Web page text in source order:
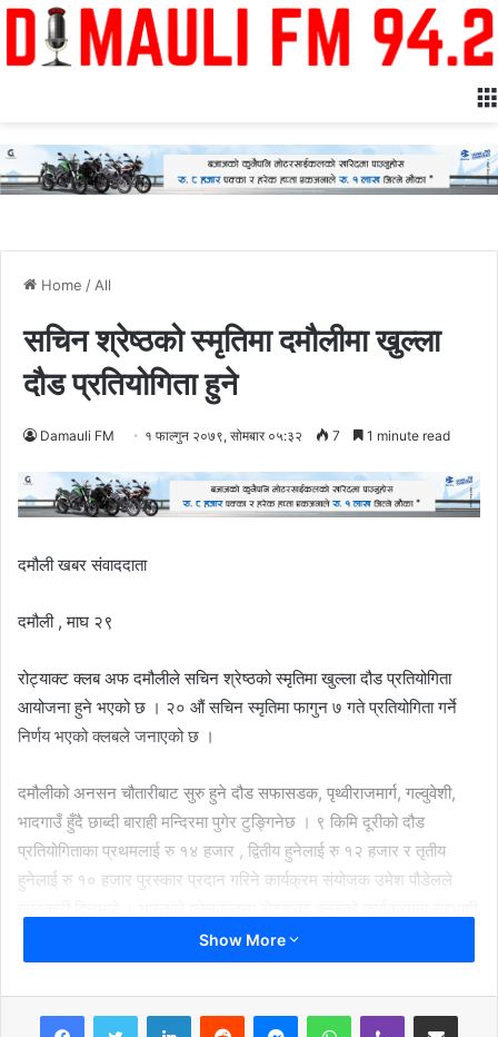
Home / All
सचिन श्रेष्ठको स्मृतिमा दमौलीमा खुल्ला
दौड प्रतियोगिता हुने
Damauli FM १ फाल्गुन २०७९, सोमबार ०५:३२ 7 1 minute read
दमौली खबर संवाददाता
दमौली , माघ २९
रोट्याक्ट क्लब अफ दमौलीले सचिन श्रेष्ठको स्मृतिमा खुल्ला दौड प्रतियोगिता
आयोजना हुने भएको छ । २० औं सचिन स्मृतिमा फागुन ७ गते प्रतियोगिता गर्ने
निर्णय भएको क्लबले जनाएको छ ।
दमौलीको अनसन चौतारीबाट सुरु हुने दौड सफासडक, पृथ्वीराजमार्ग, गल्वुवेशी,
भादगाउँ हुँदै छाब्दी बाराही मन्दिरमा पुगेर टुङ्गिनेछ । ९ किमि दूरीको दौड
प्रतियोगिताका प्रथमलाई रु १४ हजार , द्वितीय हुनेलाई रु १२ हजार र तृतीय
हुनेलाई रु १० हजार पुरस्कार प्रदान गरिने कार्यक्रम संयोजक उमेश पौडेलले
हुन जाने क्रममा सवारी दुर्घटनामा परी ज्यान गुमाएका क्लबका तत्कालिक सहसचिव
सचिन कुमार श्रेष्ठको स्मृतिमा क्लबले प्रतियोगिता गर्दै आएको छ । सचिनको
स्मृतिमा सन् २००३ देखि हरेक वर्ष दौड प्रतियोगिता आयोजना हुँदै आएको क्लबका
अध्यक्ष विशाल श्रेष्ठले जानकारी दिनुभयो । प्रतियोगिताले छाब्दीवाराही मन्दिरको
Show More